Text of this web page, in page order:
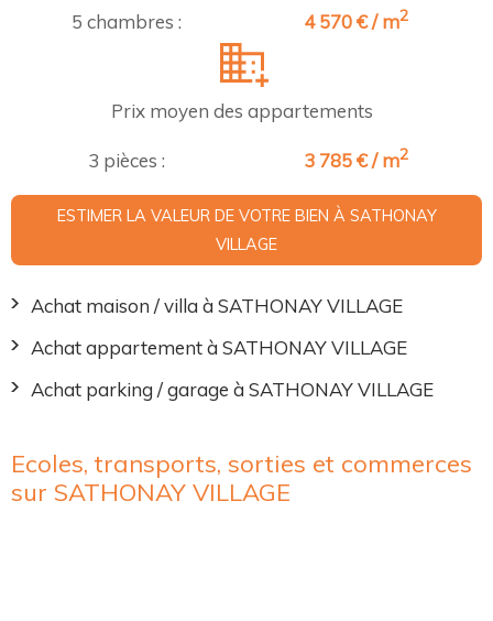
5 chambres : 4 570 € / m2
Prix moyen des appartements
3 pièces : 3 785 € / m2
ESTIMER LA VALEUR DE VOTRE BIEN À SATHONAY
VILLAGE
Achat maison / villa à SATHONAY VILLAGE
Achat appartement à SATHONAY VILLAGE
Achat parking / garage à SATHONAY VILLAGE
Ecoles, transports, sorties et commerces
sur SATHONAY VILLAGE